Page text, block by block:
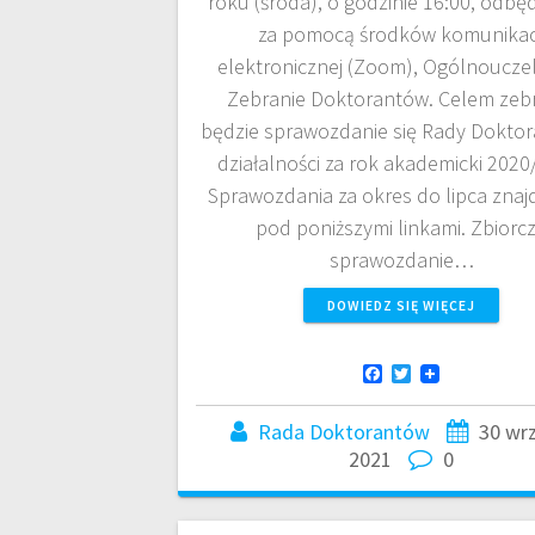
za pomocą środków
elektronicznej (Zoom),
Zebranie Doktorantów. Celem
będzie sprawozdanie się Rady
działalności za rok akademicki
Sprawozdania za okres do lipca
pod poniższymi linkami.
sprawozdanie…
DOWIEDZ SIĘ WIĘCEJ
c
e
b
o
o
T
i
t
t
e
r
Rada Doktorantów
30
2021
0